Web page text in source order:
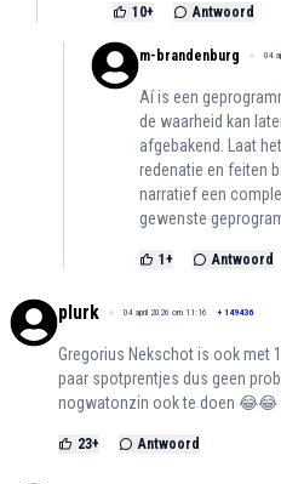
10+ Antwoord
m-brandenburg 04
Aí is een
de waarheid kan
afgebakend. Laat
redenatie en feiten
narratief een
gewenste
1 + Antwoord
plurk 04 april 2026 om 11:16 + 149436
Gregorius Nekschot is ook met
paar spotprentjes dus geen
nogwatonzin ook te doen 😂😂
23+ Antwoord